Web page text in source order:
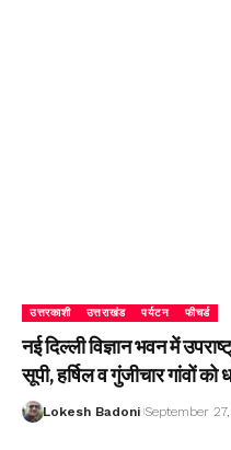
उत्तरकाशी उत्तराखंड पर्यटन फीचर्ड
नई दिल्ली विज्ञान भवन में
सूपी, हर्षिल व गुंजीचार गांवों
Lokesh Badoni September